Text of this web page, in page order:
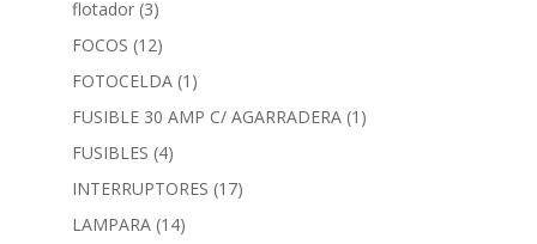
flotador (3)
FOCOS (12)
FOTOCELDA (1)
FUSIBLE 30 AMP C/ AGARRADERA (1)
FUSIBLES (4)
INTERRUPTORES (17)
LAMPARA (14)